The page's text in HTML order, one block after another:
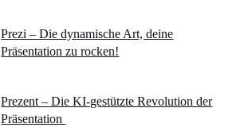
Prezi – Die dynamische Art, deine
Präsentation zu rocken!
Prezent – Die KI-gestützte Revolution der
Präsentation